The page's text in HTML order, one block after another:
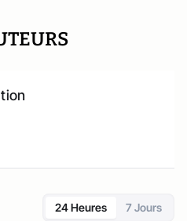
24 Heures 7 Jours